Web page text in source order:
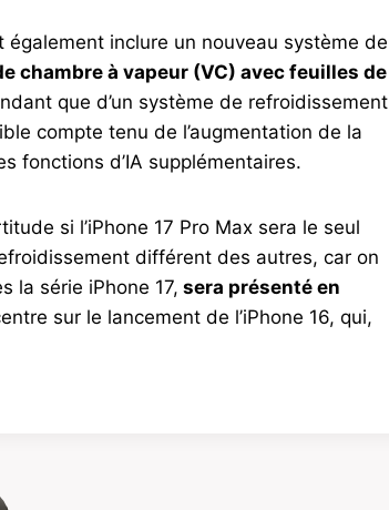
également inclure un nouveau système de
chambre à vapeur (VC) avec feuilles de
que d’un système de refroidissement
compte tenu de l’augmentation de la
fonctions d’IA supplémentaires.
si l’iPhone 17 Pro Max sera le seul
différent des autres, car on
la série iPhone 17, sera présenté en
sur le lancement de l’iPhone 16, qui,